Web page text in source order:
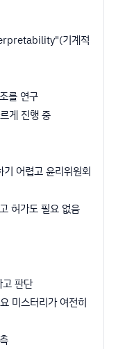
기계적
를 연구
게 진행 중
어렵고 윤리위원회
허가도 필요 없음
판단
미스터리가 여전히